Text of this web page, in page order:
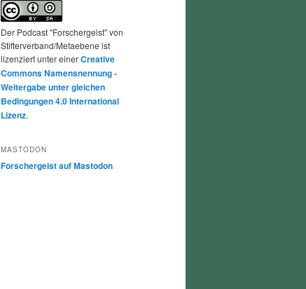
Der Podcast "Forschergeist" von
Stifterverband/Metaebene ist
lizenziert unter einerCreative
Commons Namensnennung -
Weitergabe unter gleichen
Bedingungen 4.0 International
Lizenz.
MASTODON
Forschergeist auf Mastodon